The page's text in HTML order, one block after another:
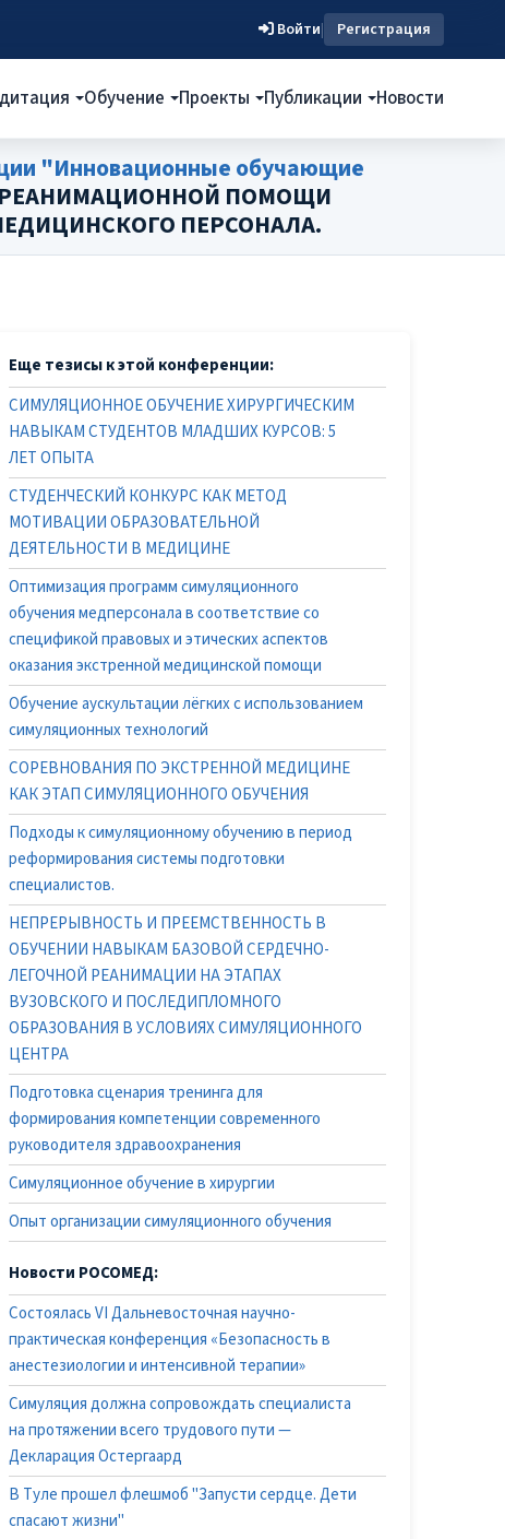
Войти| Регистрация
Обучение Проекты Публикации Новости
"Инновационные обучающие
ПОМОЩИ
ПЕРСОНАЛА.
Еще тезисы к этой конференции:
СИМУЛЯЦИОННОЕ ОБУЧЕНИЕ ХИРУРГИЧЕСКИМ
НАВЫКАМ СТУДЕНТОВ МЛАДШИХ КУРСОВ: 5
ЛЕТ ОПЫТА
СТУДЕНЧЕСКИЙ КОНКУРС КАК МЕТОД
МОТИВАЦИИ ОБРАЗОВАТЕЛЬНОЙ
ДЕЯТЕЛЬНОСТИ В МЕДИЦИНЕ
Оптимизация программ симуляционного
обучения медперсонала в соответствие со
спецификой правовых и этических аспектов
оказания экстренной медицинской помощи
Обучение аускультации лёгких с использованием
симуляционных технологий
СОРЕВНОВАНИЯ ПО ЭКСТРЕННОЙ МЕДИЦИНЕ
КАК ЭТАП СИМУЛЯЦИОННОГО ОБУЧЕНИЯ
Подходы к симуляционному обучению в период
реформирования системы подготовки
специалистов.
НЕПРЕРЫВНОСТЬ И ПРЕЕМСТВЕННОСТЬ В
ОБУЧЕНИИ НАВЫКАМ БАЗОВОЙ СЕРДЕЧНО-
ЛЕГОЧНОЙ РЕАНИМАЦИИ НА ЭТАПАХ
ВУЗОВСКОГО И ПОСЛЕДИПЛОМНОГО
ОБРАЗОВАНИЯ В УСЛОВИЯХ СИМУЛЯЦИОННОГО
ЦЕНТРА
Подготовка сценария тренинга для
формирования компетенции современного
руководителя здравоохранения
Симуляционное обучение в хирургии
Опыт организации симуляционного обучения
Новости РОСОМЕД:
Состоялась VI Дальневосточная научно-
практическая конференция «Безопасность в
анестезиологии и интенсивной терапии»
Симуляция должна сопровождать специалиста
на протяжении всего трудового пути —
Декларация Остергаард
В Туле прошел флешмоб "Запусти сердце. Дети
спасают жизни"